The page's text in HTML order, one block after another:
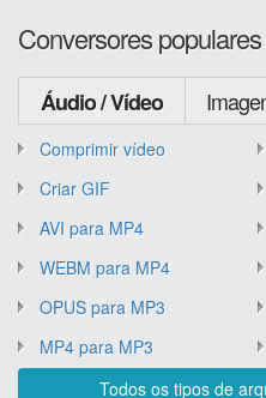
Conversores populares
Áudio / Vídeo
Comprimir vídeo
Criar GIF
AVI para MP4
WEBM para MP4
OPUS para MP3
MP4 para MP3
Todos os tipos de